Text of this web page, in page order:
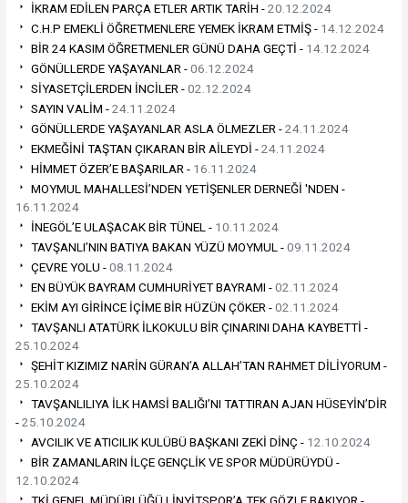
İKRAM EDİLEN PARÇA ETLER ARTIK TARİH -20.12.2024
C.H.P EMEKLİ ÖĞRETMENLERE YEMEK İKRAM ETMİŞ - 14.12.2024
BİR 24 KASIM ÖĞRETMENLER GÜNÜ DAHA GEÇTİ - 14.12.2024
GÖNÜLLERDE YAŞAYANLAR -06.12.2024
SİYASETÇİLERDEN İNCİLER -02.12.2024
SAYIN VALİM -24.11.2024
GÖNÜLLERDE YAŞAYANLAR ASLA ÖLMEZLER -24.11.2024
EKMEĞİNİ TAŞTAN ÇIKARAN BİR AİLEYDİ -24.11.2024
HİMMET ÖZER’E BAŞARILAR - 16.11.2024
MOYMUL MAHALLESİ’NDEN YETİŞENLER DERNEĞİ 'NDEN -
16.11.2024
İNEGÖL’E ULAŞACAK BİR TÜNEL - 10.11.2024
TAVŞANLI’NIN BATIYA BAKAN YÜZÜ MOYMUL -09.11.2024
ÇEVRE YOLU -08.11.2024
EN BÜYÜK BAYRAM CUMHURİYET BAYRAMI -02.11.2024
EKİM AYI GİRİNCE İÇİME BİR HÜZÜN ÇÖKER -02.11.2024
TAVŞANLI ATATÜRK İLKOKULU BİR ÇINARINI DAHA KAYBETTİ -
25.10.2024
ŞEHİT KIZIMIZ NARİN GÜRAN’A ALLAH’TAN RAHMET DİLİYORUM -
25.10.2024
TAVŞANLILIYA İLK HAMSİ BALIĞI’NI TATTIRAN AJAN HÜSEYİN’DİR
-25.10.2024
AVCILIK VE ATICILIK KULÜBÜ BAŞKANI ZEKİ DİNÇ - 12.10.2024
BİR ZAMANLARIN İLÇE GENÇLİK VE SPOR MÜDÜRÜYDÜ -
12.10.2024